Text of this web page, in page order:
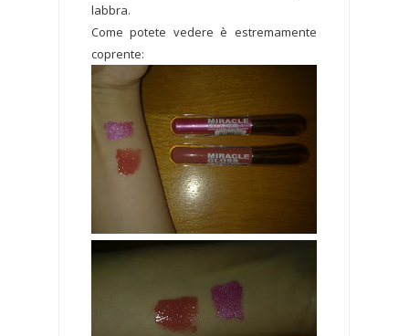
labbra.
Come potete vedere è estremamente
coprente: